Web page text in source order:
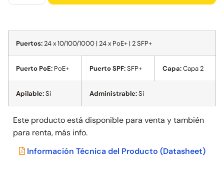
Puertos:24 x 10/100/1000 | 24 x PoE+ | 2 SFP+
Puerto PoE: PoE+ Puerto SPF:SFP+ Capa:Capa 2
Apilable:Si Administrable:Si
Este producto está disponible para venta y también
para renta, más info.
Información Técnica del Producto (Datasheet)